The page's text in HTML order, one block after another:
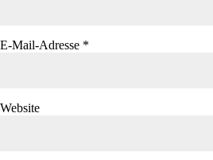
E-Mail-Adresse *
Website